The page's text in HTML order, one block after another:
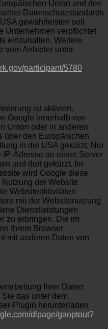
Union und den
Datenschutzstandards
gewährleisten soll.
Unternehmen verpflichtet
einzuhalten. Weitere
vom Anbieter unter
participant/5780.
ist aktiviert.
Google innerhalb von
Union oder in anderen
über den Europäischen
in die USA gekürzt. Nur
Adresse an einen Server
und dort gekürzt. Im
wird Google diese
Nutzung der Website
Websiteaktivitäten
mit der Websitenutzung
Dienstleistungen
zu erbringen. Die im
Ihrem Browser
mit anderen Daten von
Ihrer Daten
das unter dem
Plugin herunterladen
dlpage/gaoptout?